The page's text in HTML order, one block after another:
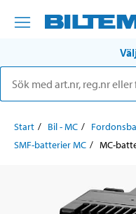
Start Bil - MC
SMF-batterier MC
MC-